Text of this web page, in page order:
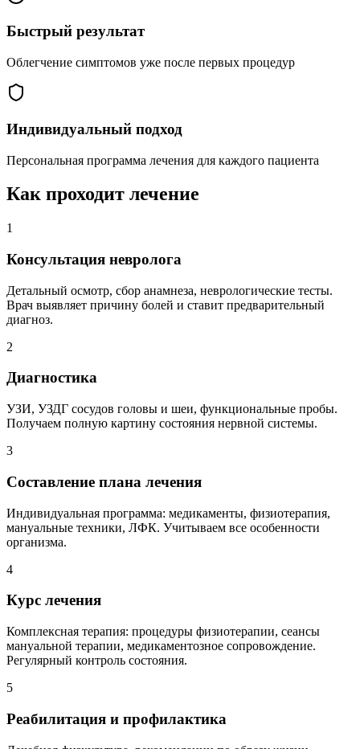
Быстрый результат
Облегчение симптомов уже после первых процедур
Индивидуальный подход
Персональная программа лечения для каждого пациента
Как проходит лечение
1
Консультация невролога
Детальный осмотр, сбор анамнеза, неврологические тесты.
Врач выявляет причину болей и ставит предварительный
диагноз.
2
Диагностика
УЗИ, УЗДГ сосудов головы и шеи, функциональные пробы.
Получаем полную картину состояния нервной системы.
3
Составление плана лечения
Индивидуальная программа: медикаменты, физиотерапия,
мануальные техники, ЛФК. Учитываем все особенности
организма.
4
Курс лечения
Комплексная терапия: процедуры физиотерапии, сеансы
мануальной терапии, медикаментозное сопровождение.
Регулярный контроль состояния.
5
Реабилитация и профилактика